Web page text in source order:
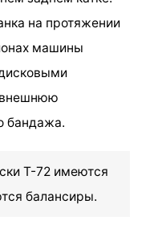
на протяжении
машины
бандажа.
Т-72 имеются
балансиры.